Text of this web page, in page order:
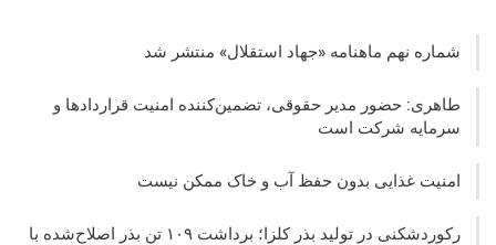
شماره نهم ماهنامه «جهاد استقلال» منتشر شد
طاهری: حضور مدیر حقوقی، تضمین‌کننده امنیت قراردادها و
سرمایه شرکت‌ است
امنیت غذایی بدون حفظ آب و خاک ممکن نیست
رکوردشکنی در تولید بذر کلزا؛ برداشت ۱۰۹ تن بذر اصلاح‌شده با